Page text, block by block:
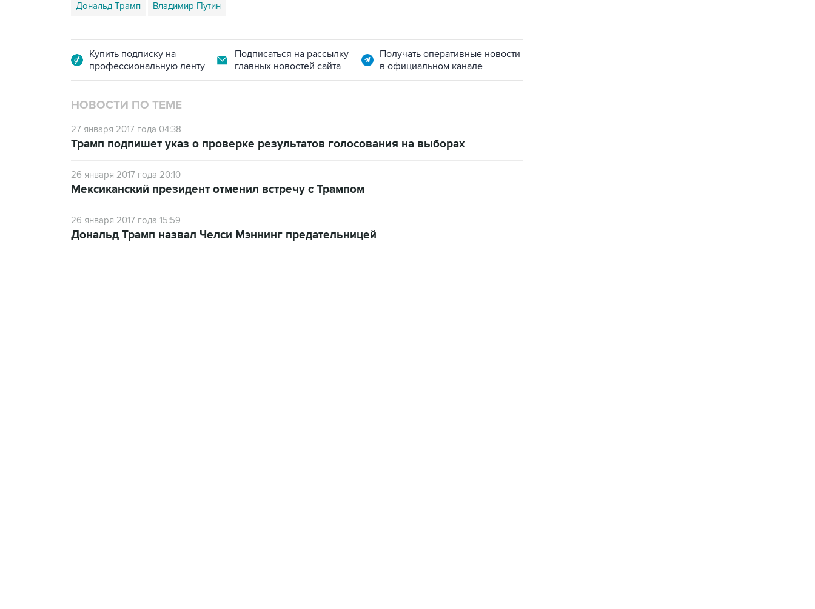
Дональд Трамп Владимир Путин
Купить подписку на
профессиональную ленту
Подписаться на рассылку
главных новостей сайта
Получать оперативные новости
в официальном канале
НОВОСТИ ПО ТЕМЕ
27 января 2017 года 04:38
Трамп подпишет указ о проверке результатов голосования на выборах
26 января 2017 года 20:10
Мексиканский президент отменил встречу с Трампом
26 января 2017 года 15:59
Дональд Трамп назвал Челси Мэннинг предательницей